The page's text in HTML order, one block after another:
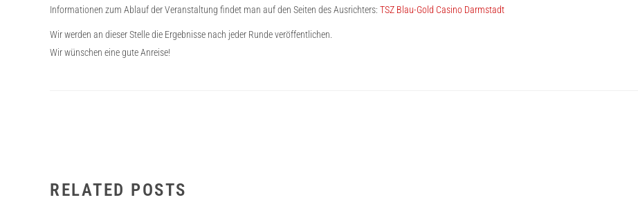
Informationen zum Ablauf der Veranstaltung findet man auf den Seiten des Ausrichters: TSZ Blau-Gold Casino Darmstadt
Wir werden an dieser Stelle die Ergebnisse nach jeder Runde veröffentlichen.
Wir wünschen eine gute Anreise!
RELATED POSTS